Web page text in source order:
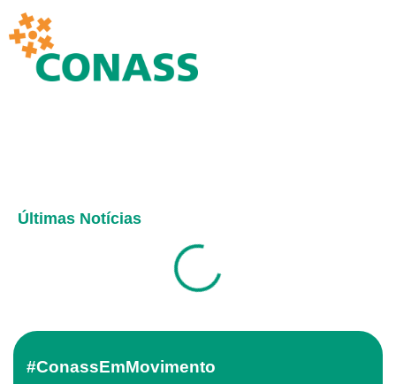
Últimas Notícias
#ConassEmMovimento